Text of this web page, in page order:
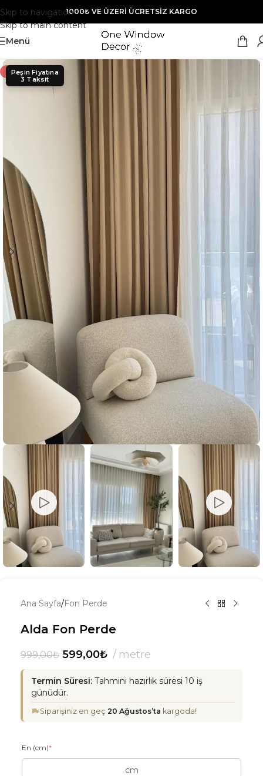
Skip to navigation
Skip to main content
1000₺ VE ÜZERİ ÜCRETSİZ KARGO
Menü
- 40%
Ana Sayfa/Fon Perde
Alda Fon Perde
999,00₺ 599,00₺ metre
Termin Süresi: Tahmini hazırlık süresi 10 iş
günüdür.
Siparişiniz en geç 20 Ağustos’ta kargoda!
En (cm)*